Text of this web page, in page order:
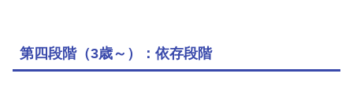
第四段階（3歳～）：依存段階